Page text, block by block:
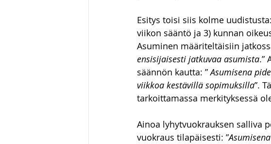
Esitys toisi siis kolme
viikon sääntö ja 3) kunnan
Asuminen määriteltäisiin
ensisijaisesti jatkuvaa asumista.”
säännön kautta: ” Asumisena
viikkoa kestävillä sopimuksilla”.
tarkoittamassa merkityksessä
Ainoa lyhytvuokrauksen salliva
vuokraus tilapäisesti: ”